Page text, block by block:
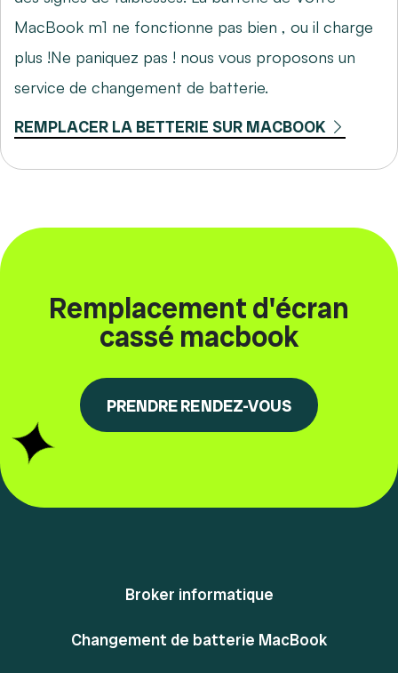
MacBook m1 ne fonctionne pas bien , ou il charge
plus !Ne paniquez pas ! nous vous proposons un
service de changement de batterie.
REMPLACER LA BETTERIE SUR MACBOOK
Remplacement d'écran
cassé macbook
PRENDRE RENDEZ-VOUS
Broker informatique
Changement de batterie MacBook